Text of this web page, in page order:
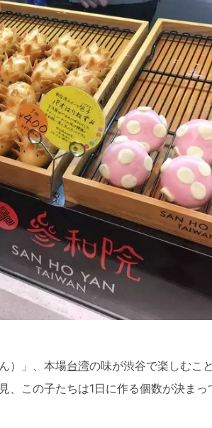
）」、本場台湾の味が渋谷で楽しむこ
この子たちは1日に作る個数が決まっ